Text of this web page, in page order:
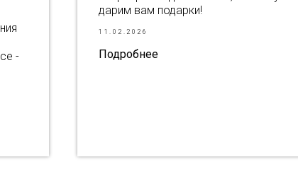
-
дарим вам подарки!
11.02.2026
Подробнее